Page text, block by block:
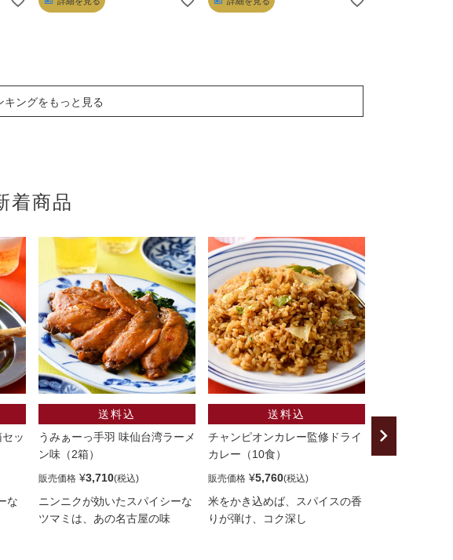
キングをもっと見る
着商品
ッ
な
うみぁーっ手羽 味仙台湾ラーメ
ン味（2箱）
販売価格 ¥3,710
ニンニクが効いたスパイシーな
ツマミは、あの名古屋の味
チャンピオンカレー監修ドライ
カレー（10食）
販売価格 ¥5,760
米をかき込めば、スパイスの香
りが弾け、コク深し
国産ほたて卵